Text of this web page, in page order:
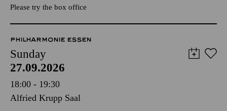
Please try the box office
PHILHARMONIE ESSEN
Sunday
27.09.2026
18:00 - 19:30
Alfried Krupp Saal